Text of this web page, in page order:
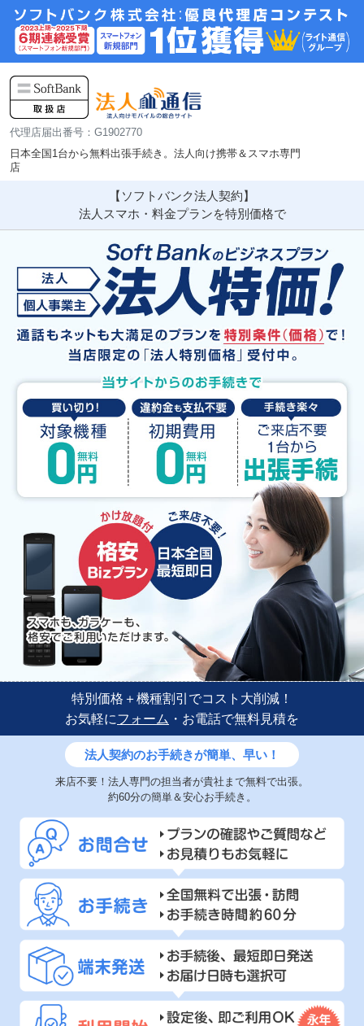
代理店届出番号：G1902770
日本全国1台から無料出張手続き。法人向け携帯＆スマホ専門
店
【ソフトバンク法人契約】
法人スマホ・料金プランを特別価格で
特別価格＋機種割引でコスト大削減！
お気軽にフォーム ・お電話で無料見積を
法人契約のお手続きが簡単、早い！
来店不要！法人専門の担当者が貴社まで無料で出張。
約60分の簡単＆安心お手続き。